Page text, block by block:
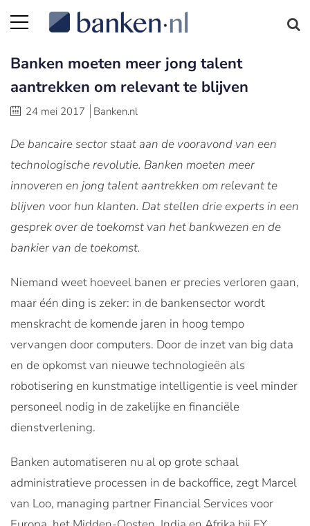
Banken moeten meer jong talent
aantrekken om relevant te blijven
24 mei 2017 Banken.nl
De bancaire sector staat aan de vooravond van een
technologische revolutie. Banken moeten meer
innoveren en jong talent aantrekken om relevant te
blijven voor hun klanten. Dat stellen drie experts in een
gesprek over de toekomst van het bankwezen en de
bankier van de toekomst.
Niemand weet hoeveel banen er precies verloren gaan,
maar één ding is zeker: in de bankensector wordt
menskracht de komende jaren in hoog tempo
vervangen door computers. Door de inzet van big data
en de opkomst van nieuwe technologieën als
robotisering en kunstmatige intelligentie is veel minder
personeel nodig in de zakelijke en financiële
dienstverlening.
Banken automatiseren nu al op grote schaal
administratieve processen in de backoffice, zegt Marcel
van Loo, managing partner Financial Services voor